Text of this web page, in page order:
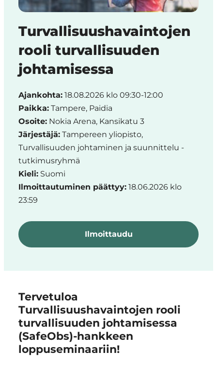
Region
Turvallisuushavaintojen
rooli turvallisuuden
johtamisessa
Ajankohta: 18.08.2026 klo 09:30-12:00
Paikka: Tampere, Paidia
Osoite: Nokia Arena, Kansikatu 3
Järjestäjä: Tampereen yliopisto,
Turvallisuuden johtaminen ja suunnittelu -
tutkimusryhmä
Kieli: Suomi
Ilmoittautuminen päättyy: 18.06.2026 klo
23:59
Ilmoittaudu
Tervetuloa
Turvallisuushavaintojen rooli
turvallisuuden johtamisessa
(SafeObs)-hankkeen
loppuseminaariin!